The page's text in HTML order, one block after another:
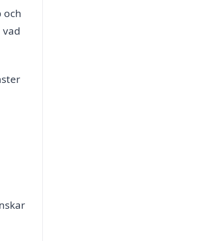
och